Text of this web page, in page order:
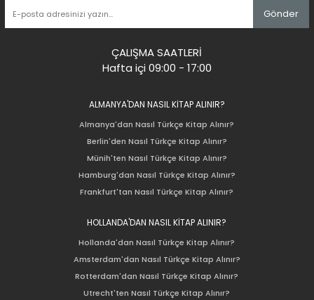
Gönder
ÇALIŞMA SAATLERİ
Hafta içi 09:00 - 17:00
ALMANYA'DAN NASIL KİTAP ALINIR?
Almanya'dan Nasıl Türkçe Kitap Alınır?
Berlin'den Nasıl Türkçe Kitap Alınır?
Münih'ten Nasıl Türkçe Kitap Alınır?
Hamburg'dan Nasıl Türkçe Kitap Alınır?
Frankfurt'tan Nasıl Türkçe Kitap Alınır?
HOLLANDA'DAN NASIL KİTAP ALINIR?
Hollanda'dan Nasıl Türkçe Kitap Alınır?
Amsterdam'dan Nasıl Türkçe Kitap Alınır?
Rotterdam'dan Nasıl Türkçe Kitap Alınır?
Utrecht'ten Nasıl Türkçe Kitap Alınır?